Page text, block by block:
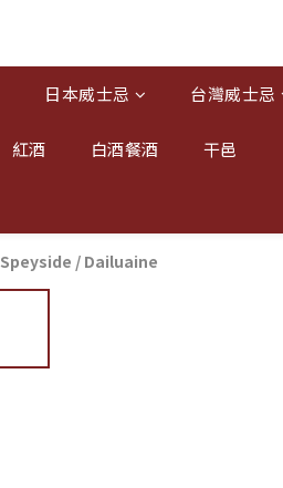
日本威士忌 台灣威士忌
紅酒 白酒餐酒 干邑
Speyside / Dailuaine